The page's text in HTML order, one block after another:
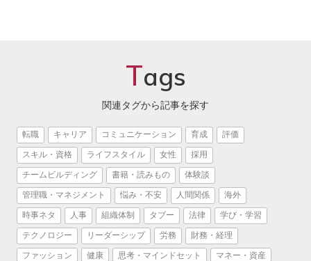
Tags
関連タグから記事を探す
転職 キャリア コミュニケーション 育成 評価
スキル・資格 ライフスタイル 女性 採用
チームビルディング 書籍・読みもの 体験談
管理職・マネジメント 悩み・不安 人間関係 海外
時事ネタ 人事 組織体制 タブー 法律 学び・学習
テクノロジー リーダーシップ 労務 財務・経理
ファッション 健康 思考・マインドセット マネー・資産